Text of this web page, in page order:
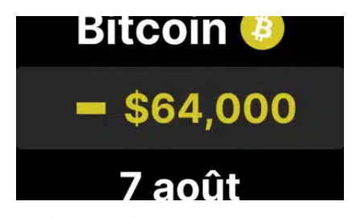
Bitcoin stagne à 64 000 dollars pendant que les